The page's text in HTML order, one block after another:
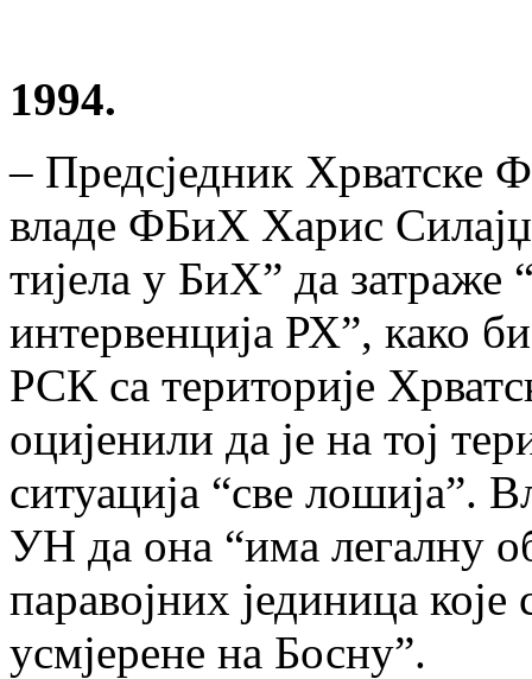
1994.
– Предсједник Хрватске
владе ФБиХ Харис
тијела у БиХ” да затраже
интервенција РХ”, како
РСК са територије
оцијенили да је на тој
ситуација “све лошија”.
УН да она “има легалну
паравојних јединица које
усмјерене на Босну”.